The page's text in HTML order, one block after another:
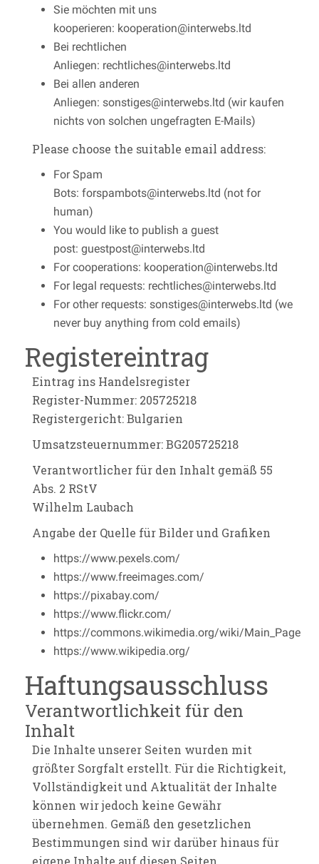
Sie möchten mit uns
kooperieren: kooperation@interwebs.ltd
Bei rechtlichen
Anliegen: rechtliches@interwebs.ltd
Bei allen anderen
Anliegen: sonstiges@interwebs.ltd (wir kaufen
nichts von solchen ungefragten E-Mails)
Please choose the suitable email address:
For Spam
Bots: forspambots@interwebs.ltd (not for
human)
You would like to publish a guest
post: guestpost@interwebs.ltd
For cooperations: kooperation@interwebs.ltd
For legal requests: rechtliches@interwebs.ltd
For other requests: sonstiges@interwebs.ltd (we
never buy anything from cold emails)
Registereintrag
Eintrag ins Handelsregister
Register-Nummer: 205725218
Registergericht: Bulgarien
Umsatzsteuernummer: BG205725218
Verantwortlicher für den Inhalt gemäß 55
Abs. 2 RStV
Wilhelm Laubach
Angabe der Quelle für Bilder und Grafiken
https://www.pexels.com/
https://www.freeimages.com/
https://pixabay.com/
https://www.flickr.com/
https://commons.wikimedia.org/wiki/Main_Page
https://www.wikipedia.org/
Haftungsausschluss
Verantwortlichkeit für den
Inhalt
Die Inhalte unserer Seiten wurden mit
größter Sorgfalt erstellt. Für die Richtigkeit,
Vollständigkeit und Aktualität der Inhalte
können wir jedoch keine Gewähr
übernehmen. Gemäß den gesetzlichen
Bestimmungen sind wir darüber hinaus für
eigene Inhalte auf diesen Seiten